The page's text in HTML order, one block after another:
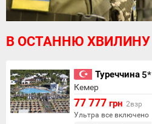
В ОСТАННЮ ХВИЛИНУ
Туреччина5*
Кемер
77 777 грн 2взр
Ультра все включено